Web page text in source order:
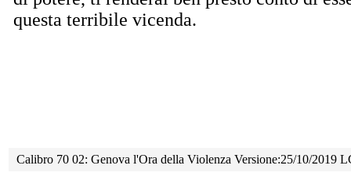
questa terribile vicenda.
Calibro 70 02: Genova l'Ora della Violenza Versione:25/10/2019